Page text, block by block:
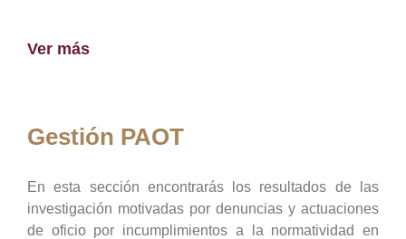
Ver más
Gestión PAOT
En esta sección encontrarás los resultados de las
investigación motivadas por denuncias y actuaciones
de oficio por incumplimientos a la normatividad en